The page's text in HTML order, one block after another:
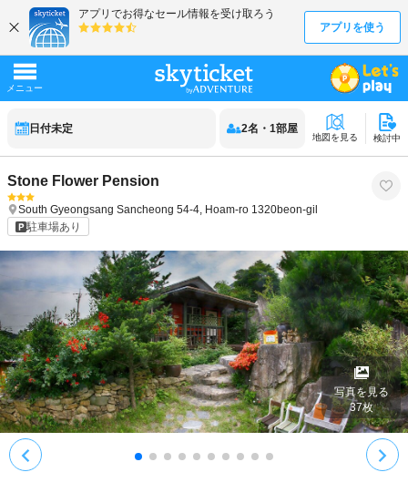
日付未定 2名 ・ 1部屋
地図を見る 検討中
Stone Flower Pension
South Gyeongsang Sancheong 54-4, Hoam-ro 1320beon-gil
駐車場あり
写真を見る
37枚